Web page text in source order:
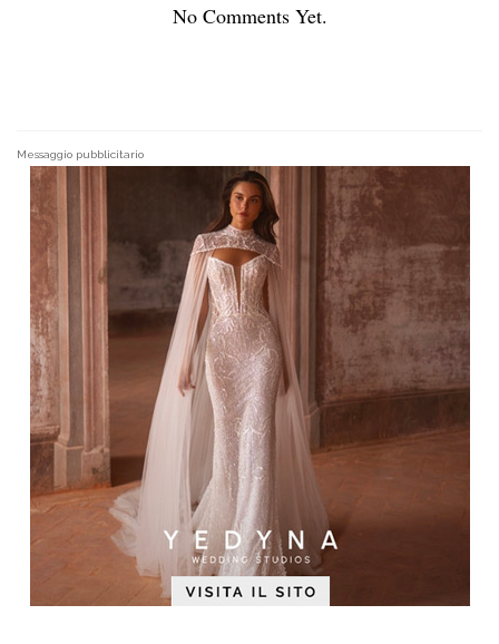
No Comments Yet.
Messaggio pubblicitario